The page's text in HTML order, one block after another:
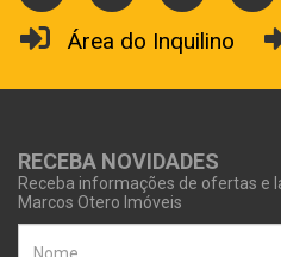
Área do Inquilino
RECEBA NOVIDADES
Receba informações de ofertas e
Marcos Otero Imóveis